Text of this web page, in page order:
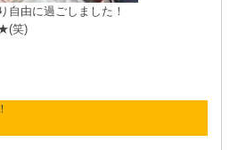
自由に過ごしました！
笑)